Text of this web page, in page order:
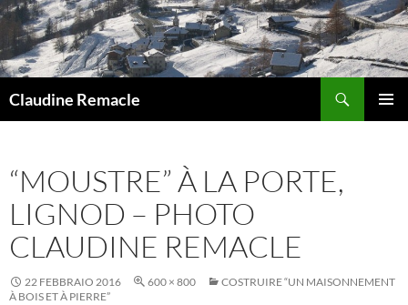
Vai
contenuto
Claudine Remacle
“MOUSTRE” À LA PORTE,
LIGNOD – PHOTO
CLAUDINE REMACLE
22 FEBBRAIO 2016 600 × 800
COSTRUIRE “UN MAISONNEMENT
À BOIS ET À PIERRE”